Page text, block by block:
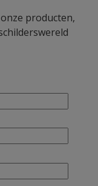
producten,